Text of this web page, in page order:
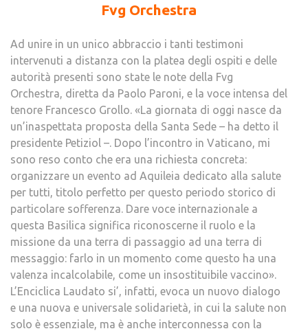
Fvg Orchestra
Ad unire in un unico abbraccio i tanti testimoni
intervenuti a distanza con la platea degli ospiti e delle
autorità presenti sono state le note della Fvg
Orchestra, diretta da Paolo Paroni, e la voce intensa del
tenore Francesco Grollo. «La giornata di oggi nasce da
un’inaspettata proposta della Santa Sede – ha detto il
presidente Petiziol –. Dopo l’incontro in Vaticano, mi
sono reso conto che era una richiesta concreta:
organizzare un evento ad Aquileia dedicato alla salute
per tutti, titolo perfetto per questo periodo storico di
particolare sofferenza. Dare voce internazionale a
questa Basilica significa riconoscerne il ruolo e la
missione da una terra di passaggio ad una terra di
messaggio: farlo in un momento come questo ha una
valenza incalcolabile, come un insostituibile vaccino».
L’Enciclica Laudato si’, infatti, evoca un nuovo dialogo
e una nuova e universale solidarietà, in cui la salute non
solo è essenziale, ma è anche interconnessa con la